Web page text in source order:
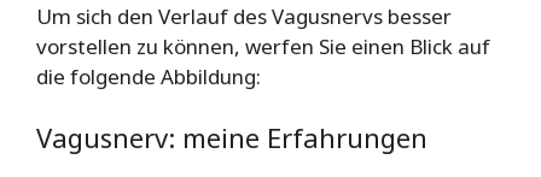
Um sich den Verlauf des Vagusnervs besser
vorstellen zu können, werfen Sie einen Blick auf
die folgende Abbildung:
Vagusnerv: meine Erfahrungen